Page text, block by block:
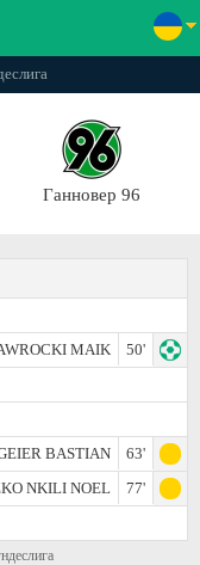
Ганновер 96
MAIK
50'
BASTIAN
63'
NKILI NOEL
77'